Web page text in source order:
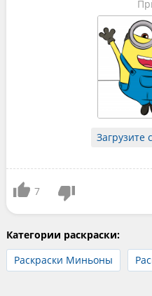
Загрузите
7
Категории раскраски:
Раскраски Миньоны